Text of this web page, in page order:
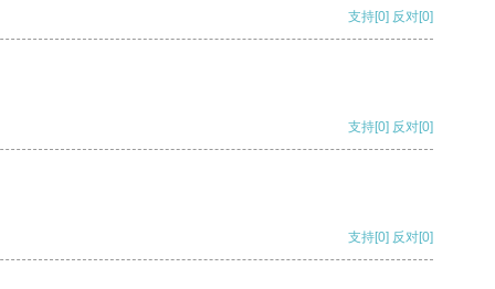
支持[0] 反对[0]
支持[0] 反对[0]
支持[0] 反对[0]